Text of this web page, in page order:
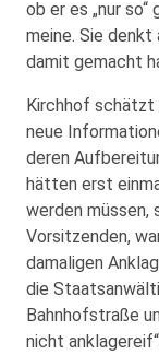
ob er es „nur
meine. Sie denkt
damit gemacht
Kirchhof schätzt
neue
deren
hätten erst
werden müssen,
Vorsitzenden,
damaligen
die
Bahnhofstraße
nicht